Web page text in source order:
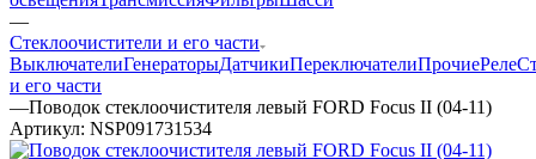
—
Стеклоочистители и его части
ВыключателиГенераторыДатчикиПереключателиПрочиеРеле
и его части
—Поводок стеклоочистителя левый FORD Focus II (04-11)
Артикул: NSP091731534